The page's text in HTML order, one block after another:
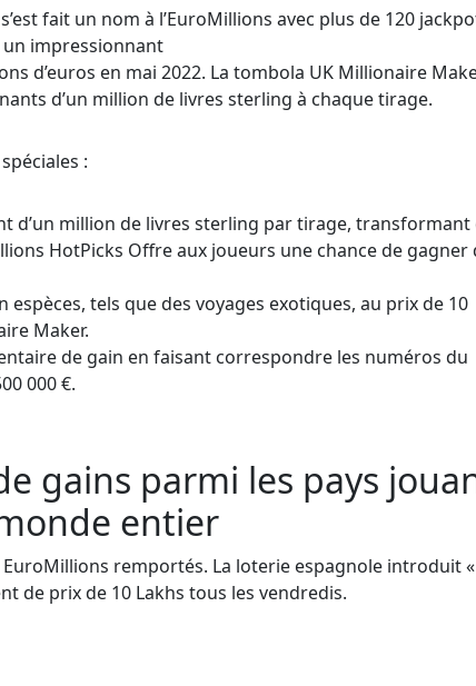
fait un nom à l’EuroMillions avec plus de 120
impressionnant
d’euros en mai 2022. La tombola UK Millionaire
d’un million de livres sterling à chaque tirage.
:
d’un million de livres sterling par tirage, transformant
HotPicks Offre aux joueurs une chance de gagner
espèces, tels que des voyages exotiques, au prix de 10
Maker.
de gain en faisant correspondre les numéros du
000 €.
gains parmi les pays
entier
EuroMillions remportés. La loterie espagnole introduit «
de prix de 10 Lakhs tous les vendredis.